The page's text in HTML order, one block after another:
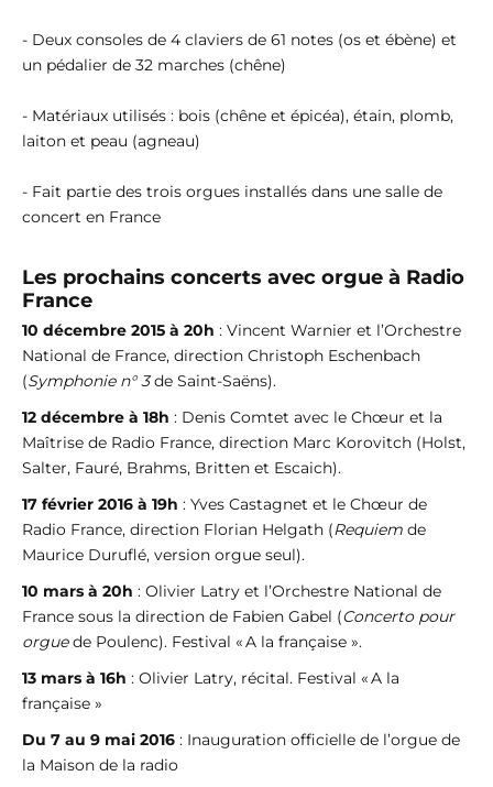
- Deux consoles de 4 claviers de 61 notes (os et ébène) et
un pédalier de 32 marches (chêne)
- Matériaux utilisés : bois (chêne et épicéa), étain, plomb,
laiton et peau (agneau)
- Fait partie des trois orgues installés dans une salle de
concert en France
Les prochains concerts avec orgue à Radio
France
10 décembre 2015 à 20h : Vincent Warnier et l’Orchestre
National de France, direction Christoph Eschenbach
(Symphonie n° 3de Saint-Saëns).
12 décembre à 18h : Denis Comtet avec le Chœur et la
Maîtrise de Radio France, direction Marc Korovitch (Holst,
Salter, Fauré, Brahms, Britten et Escaich).
17 février 2016 à 19h : Yves Castagnet et le Chœur de
Radio France, direction Florian Helgath (Requiem de
Maurice Duruflé, version orgue seul).
10 mars à 20h : Olivier Latry et l’Orchestre National de
France sous la direction de Fabien Gabel (Concerto pour
orguede Poulenc). Festival « A la française ».
13 mars à 16h : Olivier Latry, récital. Festival « A la
française »
Du 7 au 9 mai 2016 : Inauguration officielle de l’orgue de
la Maison de la radio